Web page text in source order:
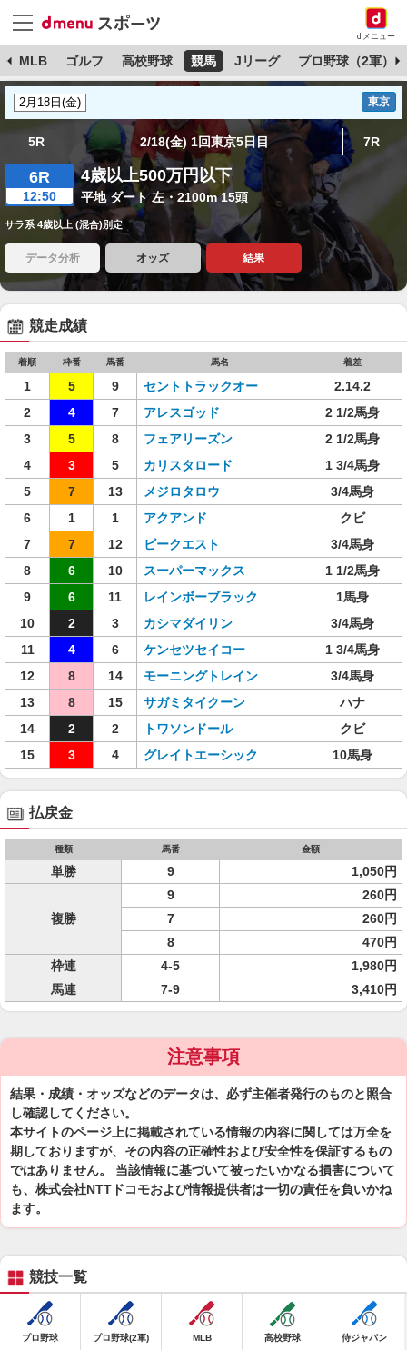
dメニュー
MLB ゴルフ 高校野球 競馬 Jリーグ プロ野球（2軍）
東京
5R 2/18(金) 1回東京5日目 7R
6R
12:50
4歳以上500万円以下
平地 ダート 左・2100m 15頭
サラ系 4歳以上 (混合)別定
データ分析 オッズ 結果
競走成績
着順 枠番 馬番 馬名 着差
1 5 9 セントトラックオー
2.14.2
2
4 7 アレスゴッド
2 1/2馬身
3
5 8 フェアリーズン
2 1/2馬身
4
3 5 カリスタロード
1 3/4馬身
5
7 13 メジロタロウ
3/4馬身
6
1 1 アクアンド
クビ
7
7 12 ビークエスト
3/4馬身
8
6 10 スーパーマックス
1 1/2馬身
9
6 11 レインボーブラック
1馬身
10
2 3 カシマダイリン
3/4馬身
11
4 6 ケンセツセイコー
1 3/4馬身
12
8 14 モーニングトレイン
3/4馬身
13
8 15 サガミタイクーン
ハナ
14
2 2 トワソンドール
クビ
15
3 4 グレイトエーシック 10馬身
払戻金
種類 馬番 金額
単勝 9 1,050円
複勝
9
260円
7
260円
8
470円
枠連
4-5
1,980円
馬連
7-9 3,410円
注意事項
結果・成績・オッズなどのデータは、必ず主催者発行のものと照合
し確認してください。
本サイトのページ上に掲載されている情報の内容に関しては万全を
期しておりますが、その内容の正確性および安全性を保証するもの
ではありません。 当該情報に基づいて被ったいかなる損害について
も、株式会社NTTドコモおよび情報提供者は一切の責任を負いかね
ます。
競技一覧
プロ野球 プロ野球(2軍) MLB 高校野球 侍ジャパン